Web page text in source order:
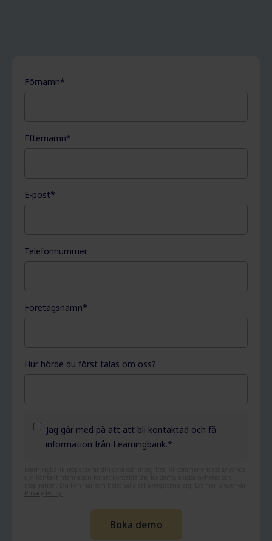
Förnamn*
Efternamn*
E-post*
Telefonnummer
Företagsnamn*
Hur hörde du först talas om oss?
Jag går med på att att bli kontaktad och få
information från Learningbank.*
Privacy Policy.